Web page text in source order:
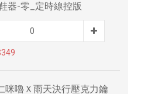
器-零_定時線控版
咪嚕Ｘ雨天決行壓克力鑰